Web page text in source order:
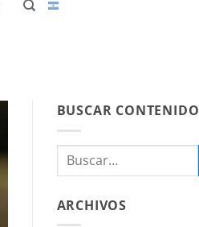
BUSCAR CONTENIDO
ARCHIVOS